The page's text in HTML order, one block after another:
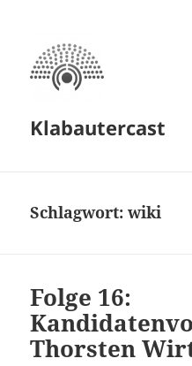
Klabautercast
Schlagwort:wiki
Folge 16:
Thorsten